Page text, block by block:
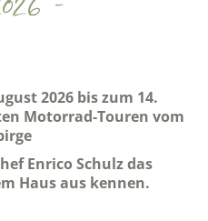
-
2026 bis zum 14.
Motorrad-Touren vom
Enrico Schulz das
Haus aus kennen.